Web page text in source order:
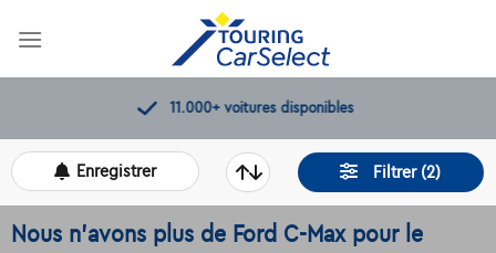
11.000+voitures disponibles
Filtrer (2)
Enregistrer
Nous n'avons plus de Ford C-Max pour le